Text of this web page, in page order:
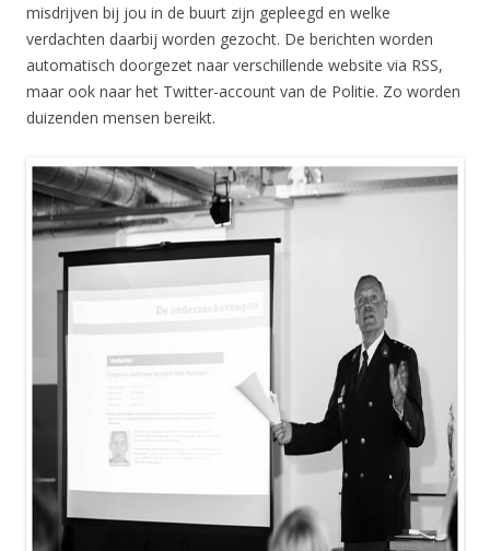
misdrijven bij jou in de buurt zijn gepleegd en welke
verdachten daarbij worden gezocht. De berichten worden
automatisch doorgezet naar verschillende website via RSS,
maar ook naar het Twitter-account van de Politie. Zo worden
duizenden mensen bereikt.